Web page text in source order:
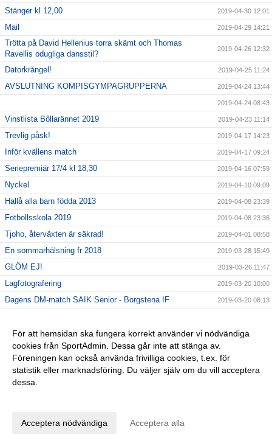
Stänger kl 12,00 2019-04-30 12:01
Mail 2019-04-29 14:21
Trötta på David Hellenius torra skämt och Thomas
Ravellis odugliga dansstil?
2019-04-26 12:32
Datorkrångel! 2019-04-25 11:24
AVSLUTNING KOMPISGYMPAGRUPPERNA 2019-04-24 13:44
2019-04-24 08:43
Vinstlista Bôllarännet 2019 2019-04-23 11:14
Trevlig påsk! 2019-04-17 14:23
Inför kvällens match 2019-04-17 09:24
Seriepremiär 17/4 kl 18,30 2019-04-16 07:59
Nyckel 2019-04-10 09:09
Hallå alla barn födda 2013 2019-04-08 23:39
Fotbollsskola 2019 2019-04-08 23:36
Tjoho, återväxten är säkrad! 2019-04-01 08:58
En sommarhälsning fr 2018 2019-03-28 15:49
GLÖM EJ! 2019-03-26 11:47
Lagfotografering 2019-03-20 10:00
Dagens DM-match SAIK Senior - Borgstena IF 2019-03-20 08:13
Påminner om årsmötet 10/3! 2019-03-06 13:11
25% på Intersport 2019-03-04 10:34
FOTBOLLSLEKIS 2019-02-27 11:49
Kom och köp!
För att hemsidan ska fungera korrekt använder vi nödvändiga
cookies från SportAdmin. Dessa går inte att stänga av.
Föreningen kan också använda frivilliga cookies, t.ex. för
statistik eller marknadsföring. Du väljer själv om du vill acceptera
dessa.
Acceptera nödvändiga Acceptera alla